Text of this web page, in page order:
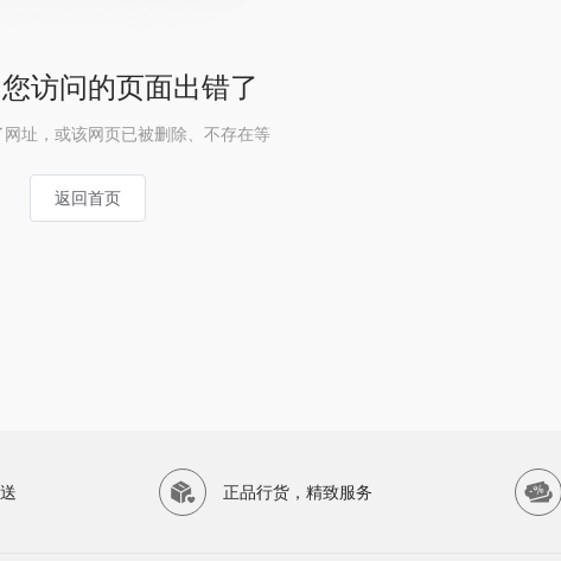
访问的页面出错了
址，或该网页已被删除、不存在等
返回首页
正品行货，精致服务